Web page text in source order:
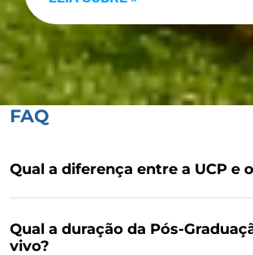
FAQ
Qual a diferença entre a UCP e
Qual a duração da Pós-
vivo?